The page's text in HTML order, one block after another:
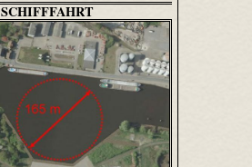
SCHIFFFAHRT